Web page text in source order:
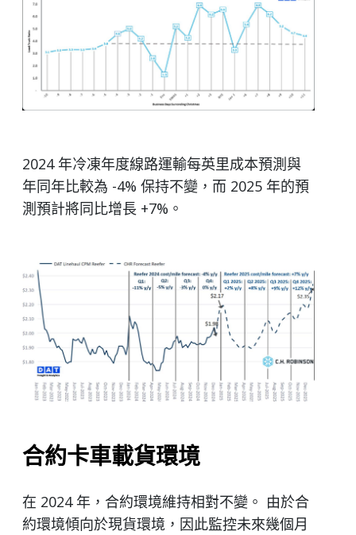
2024 年冷凍年度線路運輸每英里成本預測與
年同年比較為 -4% 保持不變，而 2025 年的預
測預計將同比增長 +7%。
合約卡車載貨環境
在 2024 年，合約環境維持相對不變。 由於合
約環境傾向於現貨環境，因此監控未來幾個月